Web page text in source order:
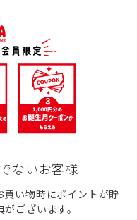
ないお客様
い物時にポイントが貯
ございます。